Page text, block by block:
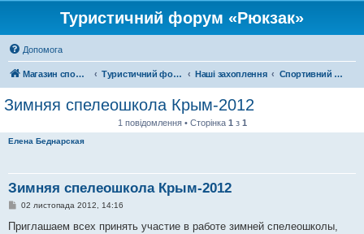
Туристичний форум «Рюкзак»
Допомога
Магазин спорядження Туристичний форум «Рюкзак» Наші захоплення Спортивний туризм
Зимняя спелеошкола Крым-2012
1 повідомлення • Сторінка 1 з 1
Елена Беднарская
Зимняя спелеошкола Крым-2012
П
в
02 листопада 2012, 14:16
Приглашаем всех принять участие в работе зимней спелеошколы,